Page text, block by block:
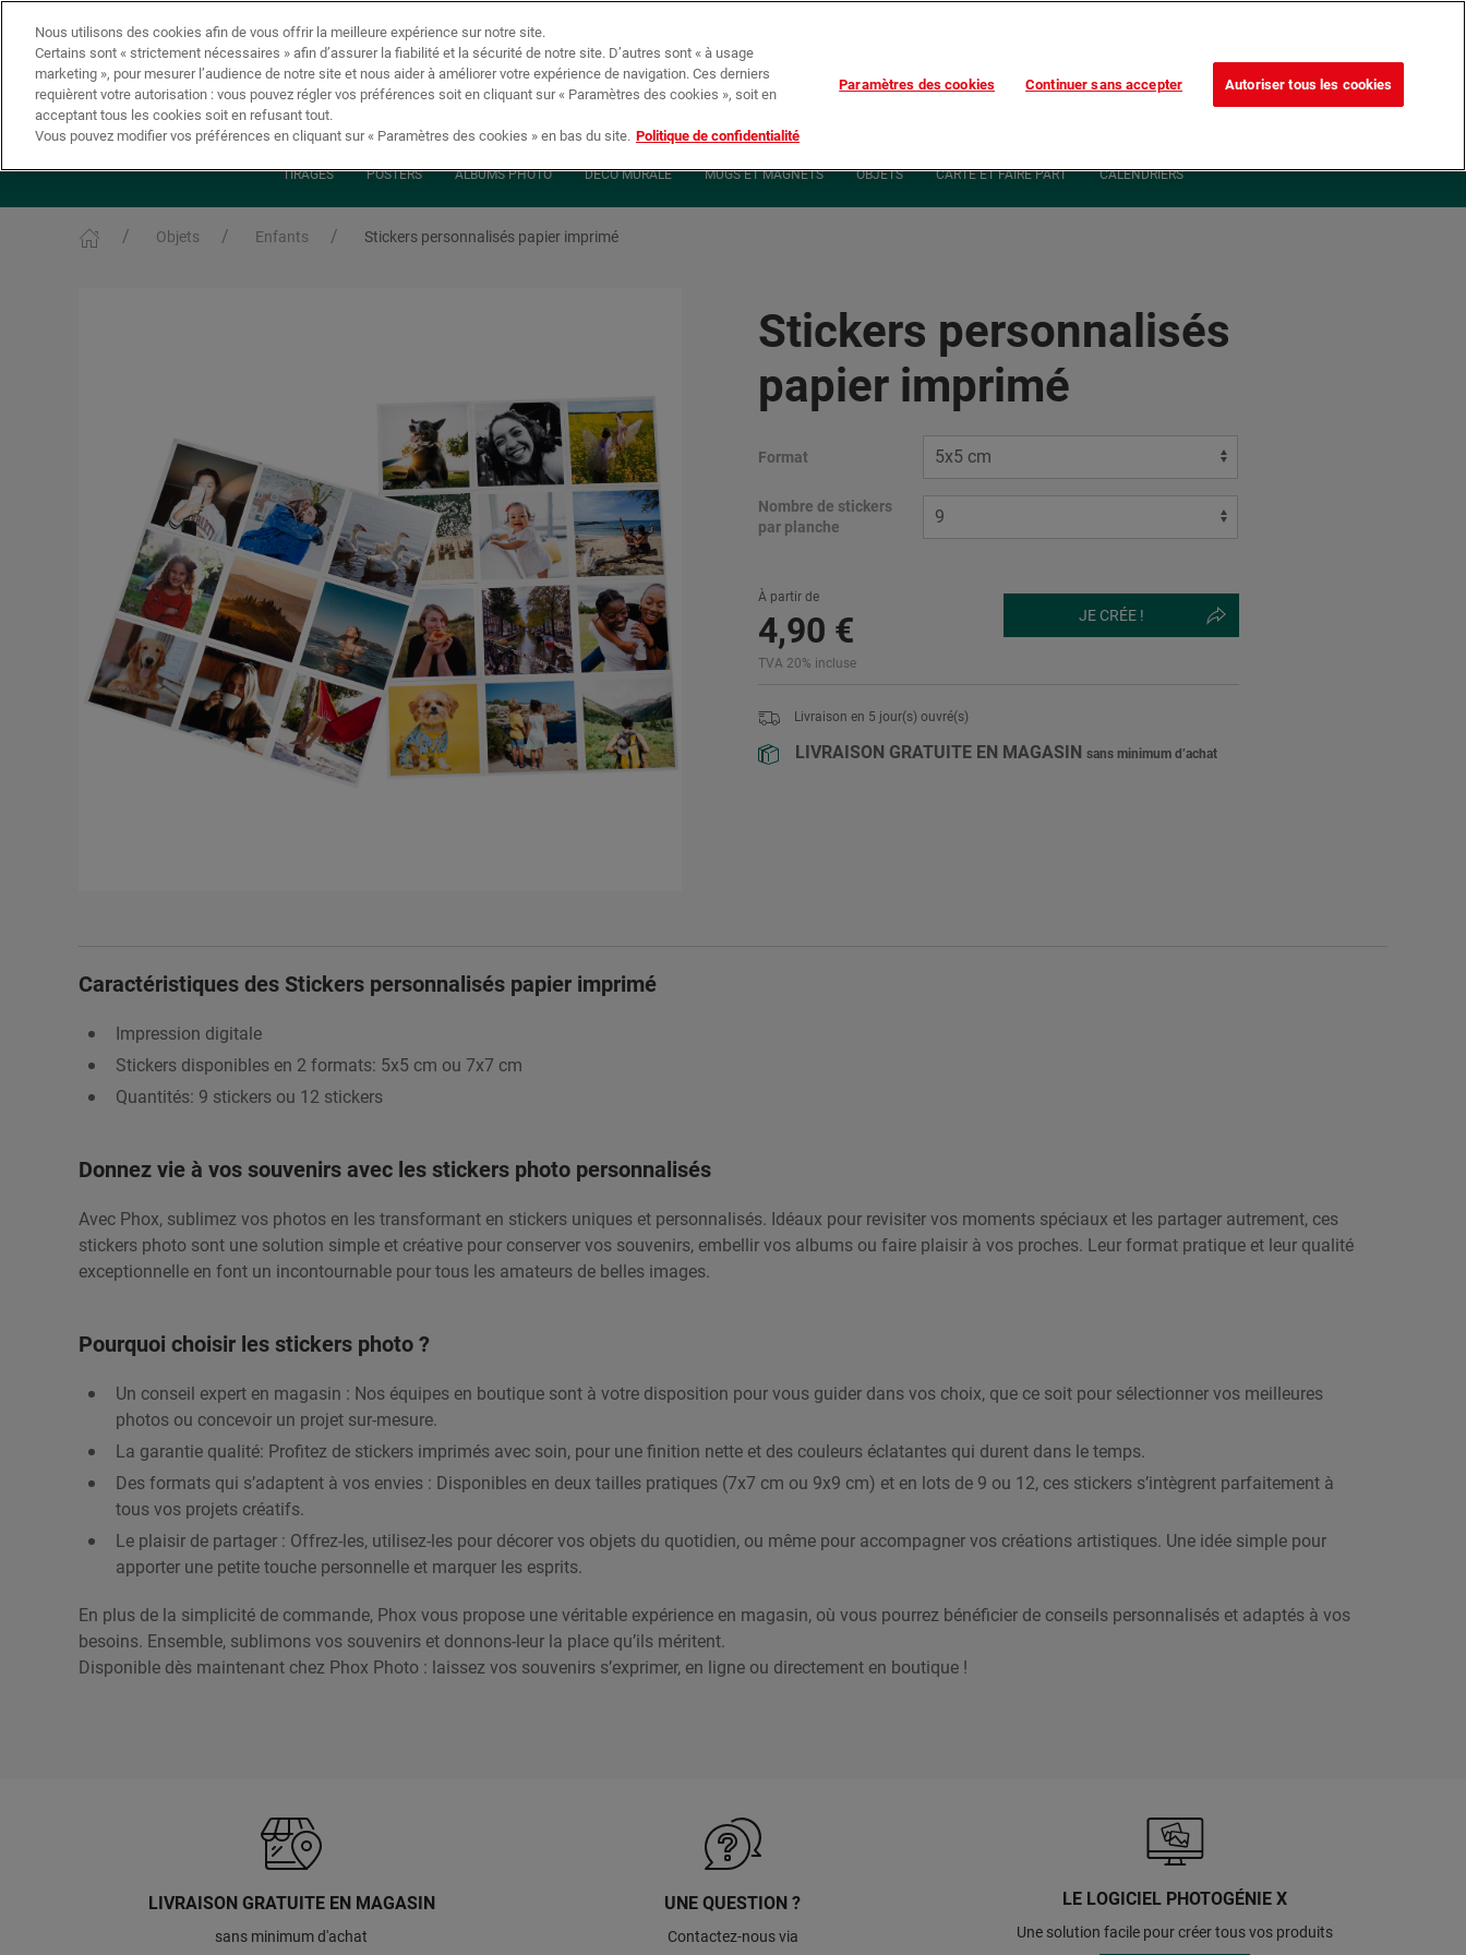
Suivi de commande MON COMPTE 0 0,00 €*
TIRAGES POSTERS ALBUMS PHOTO DÉCO MURALE MUGS ET MAGNETS OBJETS CARTE ET FAIRE PART CALENDRIERS
Objets Enfants Stickers personnalisés papier imprimé
Stickers personnalisés
papier imprimé
Format
Nombre de stickers
par planche
À partir de
4,90 €
TVA 20% incluse
JE CRÉE !
Livraison en 5 jour(s) ouvré(s)
LIVRAISON GRATUITE EN MAGASIN sans minimum d’achat
Caractéristiques des Stickers personnalisés papier imprimé
Impression digitale
Stickers disponibles en 2 formats: 5x5 cm ou 7x7 cm
Quantités: 9 stickers ou 12 stickers
Donnez vie à vos souvenirs avec les stickers photo personnalisés
Avec Phox, sublimez vos photos en les transformant en stickers uniques et personnalisés. Idéaux pour revisiter vos moments spéciaux et les partager autrement, ces
stickers photo sont une solution simple et créative pour conserver vos souvenirs, embellir vos albums ou faire plaisir à vos proches. Leur format pratique et leur qualité
exceptionnelle en font un incontournable pour tous les amateurs de belles images.
Pourquoi choisir les stickers photo ?
Un conseil expert en magasin : Nos équipes en boutique sont à votre disposition pour vous guider dans vos choix, que ce soit pour sélectionner vos meilleures
photos ou concevoir un projet sur-mesure.
La garantie qualité: Profitez de stickers imprimés avec soin, pour une finition nette et des couleurs éclatantes qui durent dans le temps.
Des formats qui s’adaptent à vos envies : Disponibles en deux tailles pratiques (7x7 cm ou 9x9 cm) et en lots de 9 ou 12, ces stickers s’intègrent parfaitement à
tous vos projets créatifs.
Le plaisir de partager : Offrez-les, utilisez-les pour décorer vos objets du quotidien, ou même pour accompagner vos créations artistiques. Une idée simple pour
apporter une petite touche personnelle et marquer les esprits.
En plus de la simplicité de commande, Phox vous propose une véritable expérience en magasin, où vous pourrez bénéficier de conseils personnalisés et adaptés à vos
besoins. Ensemble, sublimons vos souvenirs et donnons-leur la place qu’ils méritent.
Disponible dès maintenant chez Phox Photo : laissez vos souvenirs s’exprimer, en ligne ou directement en boutique !
LIVRAISON GRATUITE EN MAGASIN
sans minimum d'achat
UNE QUESTION ?
Contactez-nous via
LE LOGICIEL PHOTOGÉNIE X
Une solution facile pour créer tous vos produits
Nous utilisons des cookies afin de vous offrir la meilleure expérience sur notre site.
Certains sont « strictement nécessaires » afin d’assurer la fiabilité et la sécurité de notre site. D’autres sont « à usage
marketing », pour mesurer l’audience de notre site et nous aider à améliorer votre expérience de navigation. Ces derniers
requièrent votre autorisation : vous pouvez régler vos préférences soit en cliquant sur « Paramètres des cookies », soit en
acceptant tous les cookies soit en refusant tout.
Vous pouvez modifier vos préférences en cliquant sur « Paramètres des cookies » en bas du site. Politique de confidentialité
Paramètres des cookies Continuer sans accepter Autoriser tous les cookies